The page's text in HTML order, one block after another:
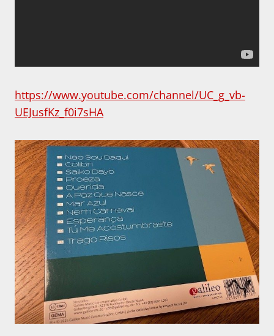
https://www.youtube.com/channel/UC_g_vb-
UEJusfKz_f0i7sHA